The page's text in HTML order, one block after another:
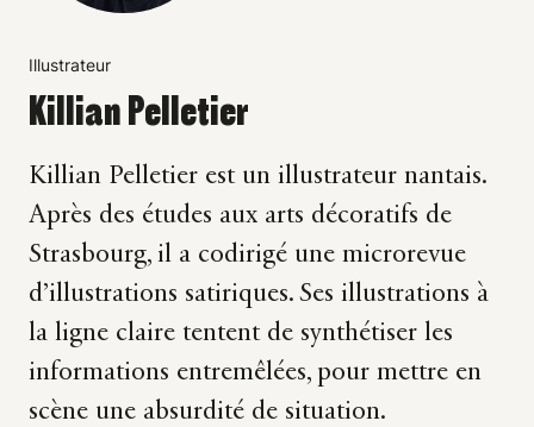
Illustrateur
Killian Pelletier
Killian Pelletier est un illustrateur nantais.
Après des études aux arts décoratifs de
Strasbourg, il a codirigé une microrevue
d’illustrations satiriques. Ses illustrations à
la ligne claire tentent de synthétiser les
informations entremêlées, pour mettre en
scène une absurdité de situation.